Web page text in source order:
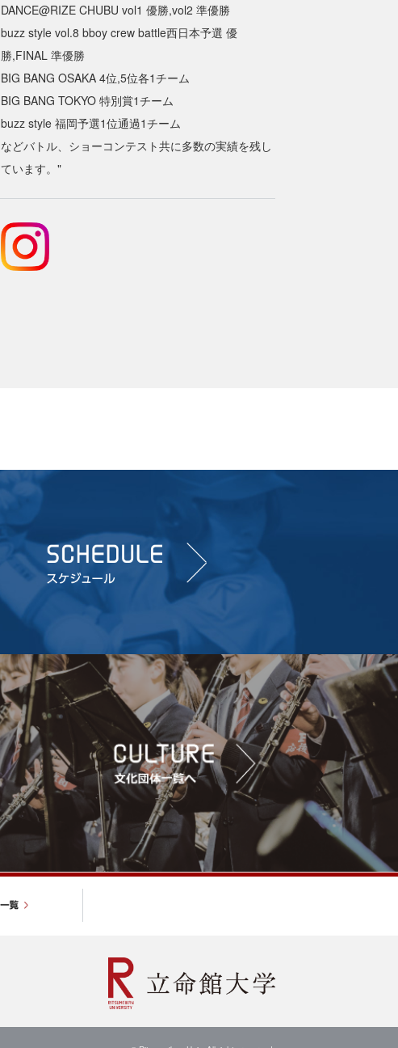
DANCE@RIZE CHUBU vol1 優勝,vol2 準優勝
buzz style vol.8 bboy crew battle西日本予選 優
勝,FINAL 準優勝
BIG BANG OSAKA 4位,5位各1チーム
BIG BANG TOKYO 特別賞1チーム
buzz style 福岡予選1位通過1チーム
などバトル、ショーコンテスト共に多数の実績を残し
ています。"